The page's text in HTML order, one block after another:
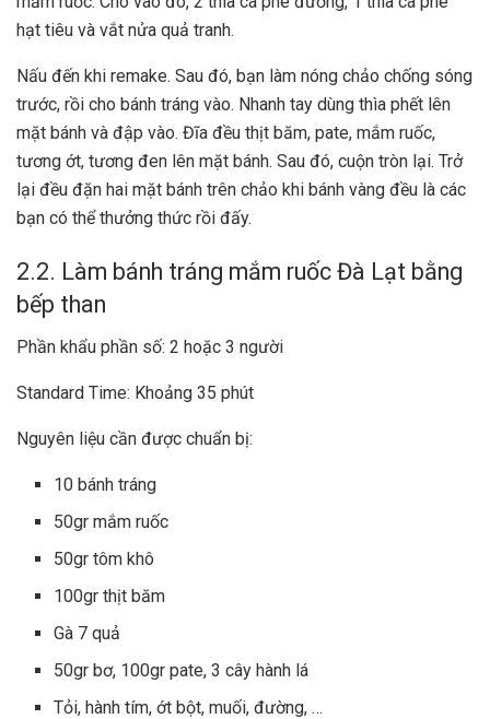
hạt tiêu và vắt nửa quả tranh.
Nấu đến khi remake. Sau đó, bạn làm nóng chảo chống sóng
trước, rồi cho bánh tráng vào. Nhanh tay dùng thìa phết lên
mặt bánh và đập vào. Đĩa đều thịt băm, pate, mắm ruốc,
tương ớt, tương đen lên mặt bánh. Sau đó, cuộn tròn lại. Trở
lại đều đặn hai mặt bánh trên chảo khi bánh vàng đều là các
bạn có thể thưởng thức rồi đấy.
2.2. Làm bánh tráng mắm ruốc Đà Lạt bằng
bếp than
Phần khẩu phần số: 2 hoặc 3 người
Standard Time: Khoảng 35 phút
Nguyên liệu cần được chuẩn bị:
10 bánh tráng
50gr mắm ruốc
50gr tôm khô
100gr thịt băm
Gà 7 quả
50gr bơ, 100gr pate, 3 cây hành lá
Tỏi, hành tím, ớt bột, muối, đường, …